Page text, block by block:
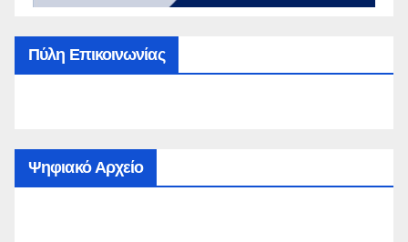
Πύλη Επικοινωνίας
Ψηφιακό Αρχείο